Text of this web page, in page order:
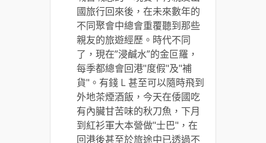
國旅行回來後，在未來數年的
不同聚會中總會重覆聽到那些
親友的旅遊經歷。時代不同
了，現在”浸鹹水”的金叵羅，
每季都總會回港"度假"及"補
貨"。有錢 L 甚至可以隨時飛到
外地茶煙酒飯，今天在倭國吃
有內臟甘苦味的秋刀魚，下月
到紅衫軍大本營做"士巴"，在
回港後甚至於旅途中已透過不